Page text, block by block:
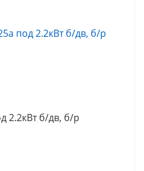
2.2кВт б/дв, б/р